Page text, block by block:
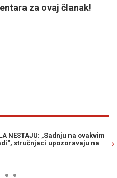
za ovaj članak!
ŠTA SE ZAISTA DOGODILO:
more, poznati detalji koji su